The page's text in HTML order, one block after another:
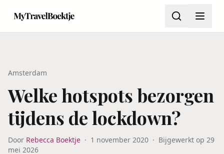
Amsterdam
Welke hotspots bezorgen
tijdens de lockdown?
Door Rebecca Boektje · 1 november 2020 · Bijgewerkt op 29
mei 2026